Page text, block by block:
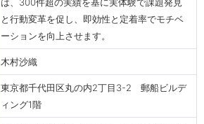
は、300件超の実績を基に実体験で課題発見
と行動変革を促し、即効性と定着率でモチベ
ーションを向上させます。
木村沙織
東京都千代田区丸の内2丁目3-­2 郵船ビルデ
ィング1階